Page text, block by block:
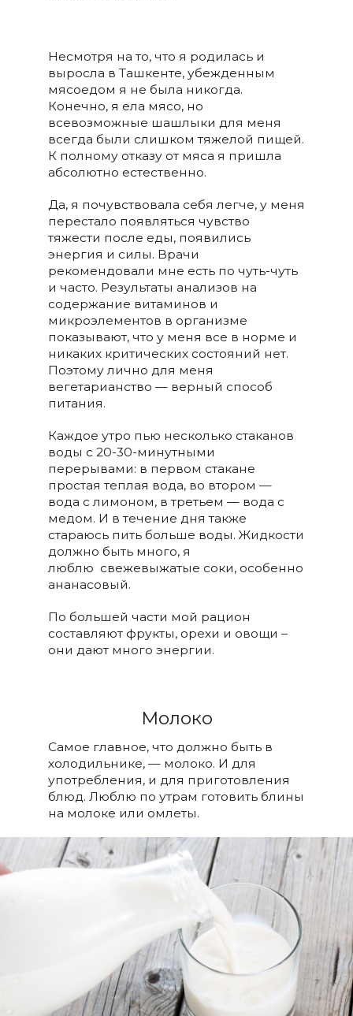
Несмотря на то, что я родилась и
выросла в Ташкенте, убежденным
мясоедом я не была никогда.
Конечно, я ела мясо, но
всевозможные шашлыки для меня
всегда были слишком тяжелой пищей.
К полному отказу от мяса я пришла
абсолютно естественно.
Да, я почувствовала себя легче, у меня
перестало появляться чувство
тяжести после еды, появились
энергия и силы. Врачи
рекомендовали мне есть по чуть-чуть
и часто. Результаты анализов на
содержание витаминов и
микроэлементов в организме
показывают, что у меня все в норме и
никаких критических состояний нет.
Поэтому лично для меня
вегетарианство — верный способ
питания.
Каждое утро пью несколько стаканов
воды с 20-30-минутными
перерывами: в первом стакане
простая теплая вода, во втором —
вода с лимоном, в третьем — вода с
медом. И в течение дня также
стараюсь пить больше воды. Жидкости
должно быть много, я
люблю свежевыжатые соки, особенно
ананасовый.
По большей части мой рацион
составляют фрукты, орехи и овощи –
они дают много энергии.
Молоко
Самое главное, что должно быть в
холодильнике, — молоко. И для
употребления, и для приготовления
блюд. Люблю по утрам готовить блины
на молоке или омлеты.